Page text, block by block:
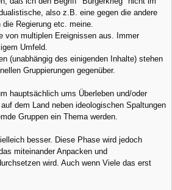
also z.B. eine gegen die andere
Regierung etc. meine.
von multiplen Ereignissen aus. Immer
Umfeld.
(unabhängig des einigenden Inhalte) stehen
Gruppierungen gegenüber.
hauptsächlich ums Überleben und/oder
dem Land neben ideologischen Spaltungen
Gruppen ein Thema werden.
besser. Diese Phase wird jedoch
miteinander Anpacken und
wird. Auch wenn Viele das erst